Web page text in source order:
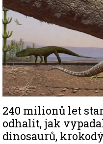
240 milionů let
odhalit, jak
dinosaurů,